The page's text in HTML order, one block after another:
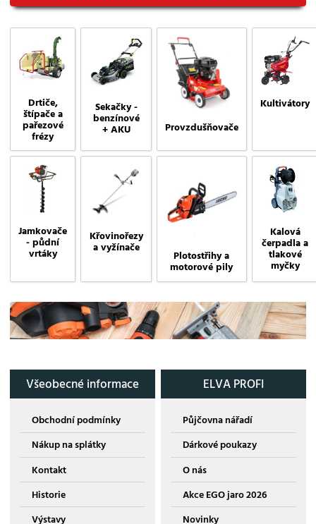
Drtiče,
štípače a
pařezové
frézy
Sekačky -
benzínové
+ AKU Provzdušňovače
Kultivátory
Jamkovače
- půdní
vrtáky
Křovinořezy
a vyžínače
Plotostřihy a
motorové pily
Kalová
čerpadla a
tlakové
myčky
Všeobecné informace
Obchodní podmínky
Nákup na splátky
Kontakt
Historie
Výstavy
ELVA PROFI
Půjčovna nářadí
Dárkové poukazy
O nás
Akce EGO jaro 2026
Novinky